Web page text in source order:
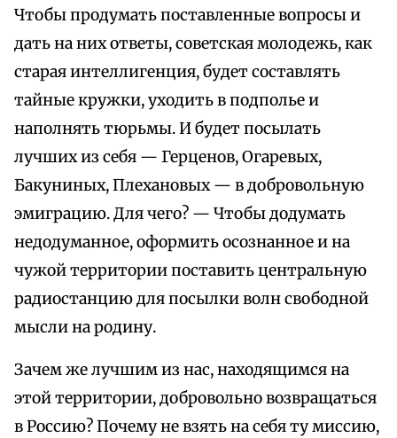
Чтобы продумать поставленные вопросы и
дать на них ответы, советская молодежь, как
старая интеллигенция, будет составлять
тайные кружки, уходить в подполье и
наполнять тюрьмы. И будет посылать
лучших из себя — Герценов, Огаревых,
Бакуниных, Плехановых — в добровольную
эмиграцию. Для чего? — Чтобы додумать
недодуманное, оформить осознанное и на
чужой территории поставить центральную
радиостанцию для посылки волн свободной
мысли на родину.
Зачем же лучшим из нас, находящимся на
этой территории, добровольно возвращаться
в Россию? Почему не взять на себя ту миссию,